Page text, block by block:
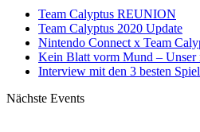
Team Calyptus REUNION
Team Calyptus 2020 Update
Nintendo Connect x Team
Kein Blatt vorm Mund – Unser
Interview mit den 3 besten
Nächste Events